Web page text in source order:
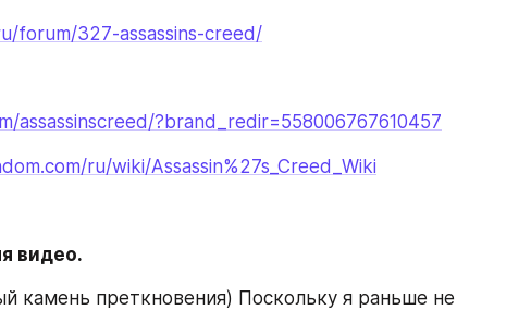
forum/327-assassins-creed/
assassinscreed/?brand_redir=558006767610457
ru/wiki/Assassin%27s_Creed_Wiki
видео.
камень преткновения) Поскольку я раньше не